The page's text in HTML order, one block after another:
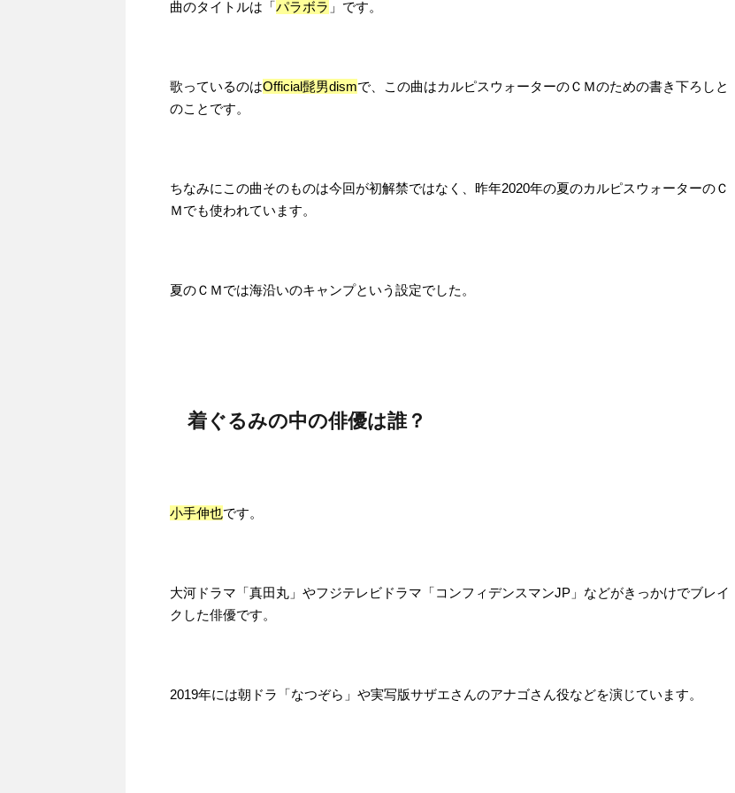
曲のタイトルは「パラボラ 」です。
歌っているのはOfficial髭男dismで、この曲はカルピスウォーターのＣＭのための書き下ろしと
のことです。
ちなみにこの曲そのものは今回が初解禁ではなく、昨年2020年の夏のカルピスウォーターのＣ
Ｍでも使われています。
夏のＣＭでは海沿いのキャンプという設定でした。
着ぐるみの中の俳優は誰？
小手伸也です。
大河ドラマ「真田丸」やフジテレビドラマ「コンフィデンスマンJP」などがきっかけでブレイ
クした俳優です。
2019年には朝ドラ「なつぞら」や実写版サザエさんのアナゴさん役などを演じています。